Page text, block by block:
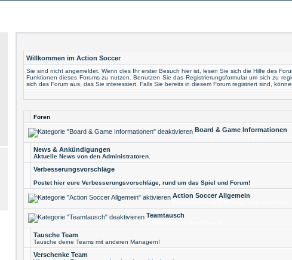
Willkommen im Action Soccer
Sie sind nicht angemeldet. Wenn dies Ihr erster Besuch hier ist, lesen Sie sich die Hilfe des
Funktionen dieses Forums zu nutzen. Benutzen Sie das Registrierungsformularum sich zu
sich das Forum aus, das Sie interessiert. Falls Sie bereits in diesem Forum registriert sind,
Foren
Board & Game Informationen
News & Ankündigungen
Aktuelle News von den Administratoren.
Verbesserungsvorschläge
Postet hier eure Verbesserungsvorschläge, rund um das Spiel und Forum!
Action Soccer Allgemein
Teamtausch
Tausche Team
Tausche deine Teams mit anderen Managern!
Verschenke Team